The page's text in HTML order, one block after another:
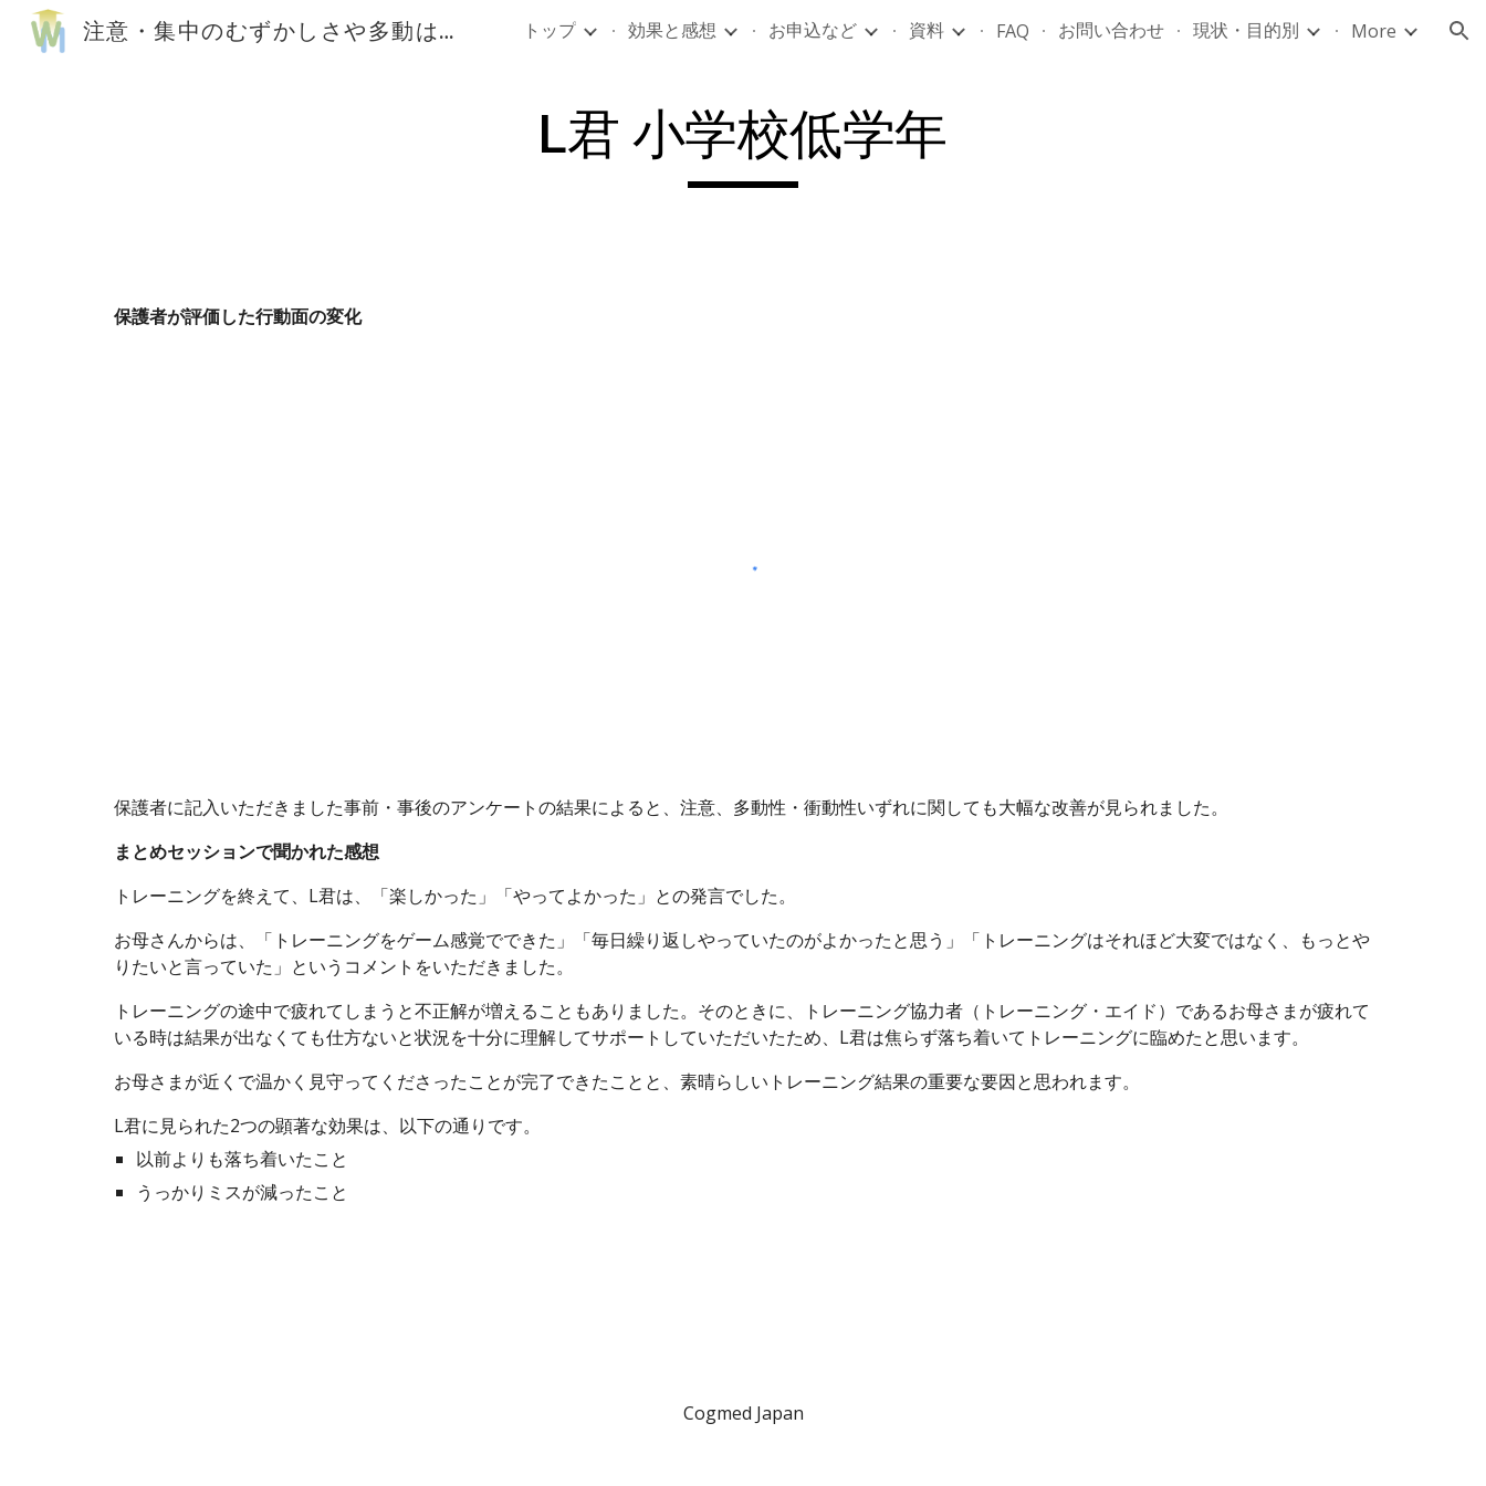
Skip to main content Skip to navigation
注意・集中のむずかしさや多動はワーキングメモリトレーニングで持続的な改善が可能です。 トップ 効果と感想 お申込など 資料 FAQ お問い合わせ 現状・目的別 More
L君 小学校低学年
保護者が評価した行動面の変化
保護者に記入いただきました事前・事後のアンケートの結果によると、注意、多動性・衝動性いずれに関しても大幅な改善が見られました。
まとめセッションで聞かれた感想
トレーニングを終えて、L君は、「楽しかった」「やってよかった」との発言でした。
お母さんからは、「トレーニングをゲーム感覚でできた」「毎日繰り返しやっていたのがよかったと思う」「トレーニングはそれほど大変ではなく、もっとや
りたいと言っていた」というコメントをいただきました。
トレーニングの途中で疲れてしまうと不正解が増えることもありました。そのときに、トレーニング協力者（トレーニング・エイド）であるお母さまが疲れて
いる時は結果が出なくても仕方ないと状況を十分に理解してサポートしていただいたため、L君は焦らず落ち着いてトレーニングに臨めたと思います。
お母さまが近くで温かく見守ってくださったことが完了できたことと、素晴らしいトレーニング結果の重要な要因と思われます。
L君に見られた2つの顕著な効果は、以下の通りです。
以前よりも落ち着いたこと
うっかりミスが減ったこと
Cogmed Japan